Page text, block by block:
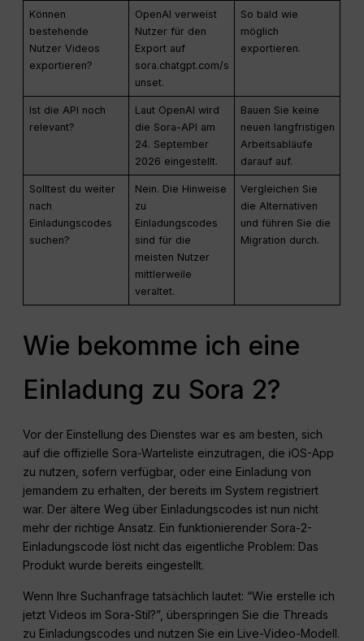
Können
bestehende
Nutzer Videos
exportieren?
OpenAI verweist
Nutzer für den
Export auf
sora.chatgpt.com/s
unset.
So bald wie
möglich
exportieren.
Ist die API noch
relevant?
Laut OpenAI wird
die Sora-API am
24. September
2026 eingestellt.
Bauen Sie keine
neuen langfristigen
Arbeitsabläufe
darauf auf.
Solltest du weiter
nach
Einladungscodes
suchen?
Nein. Die Hinweise
zu
Einladungscodes
sind für die
meisten Nutzer
mittlerweile
veraltet.
Vergleichen Sie
die Alternativen
und führen Sie die
Migration durch.
Wie bekomme ich eine
Einladung zu Sora 2?
Vor der Einstellung des Dienstes war es am besten, sich
auf die offizielle Sora-Warteliste einzutragen, die iOS-App
zu nutzen, sofern verfügbar, oder eine Einladung von
jemandem zu erhalten, der bereits im System registriert
war. Der ältere Weg über Einladungscodes ist nun nicht
mehr der richtige Ansatz. Ein funktionierender Sora-2-
Einladungscode löst nicht das eigentliche Problem: Das
Produkt wurde bereits eingestellt.
Wenn Ihre Suchanfrage tatsächlich lautet: “Wie erstelle ich
jetzt Videos im Sora-Stil?”, überspringen Sie die Threads
zu Einladungscodes und nutzen Sie ein Live-Video-Modell.